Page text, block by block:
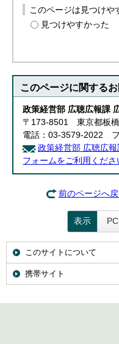
このページは見つけや
見つけやすかった
このページに関する
政策経営部 広聴広報課
〒173-8501 東京都板
電話：03-3579-2022
政策経営部 広聴広
フォームをご利用くださ
前のページへ
表示 PC
このサイトについて
携帯サイト